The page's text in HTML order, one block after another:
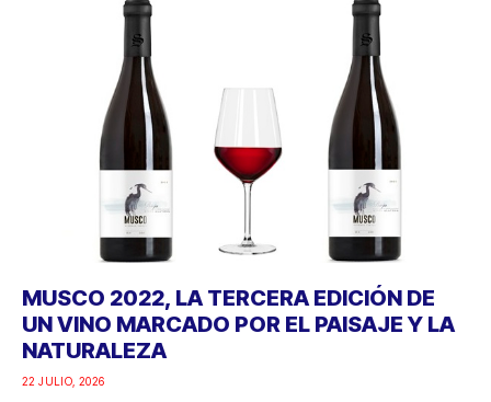
MUSCO 2022, LA TERCERA EDICIÓN DE
UN VINO MARCADO POR EL PAISAJE Y LA
NATURALEZA
22 JULIO, 2026